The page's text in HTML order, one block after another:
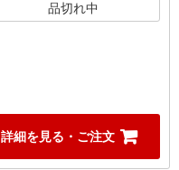
品切れ中
詳細を見る・ご注文